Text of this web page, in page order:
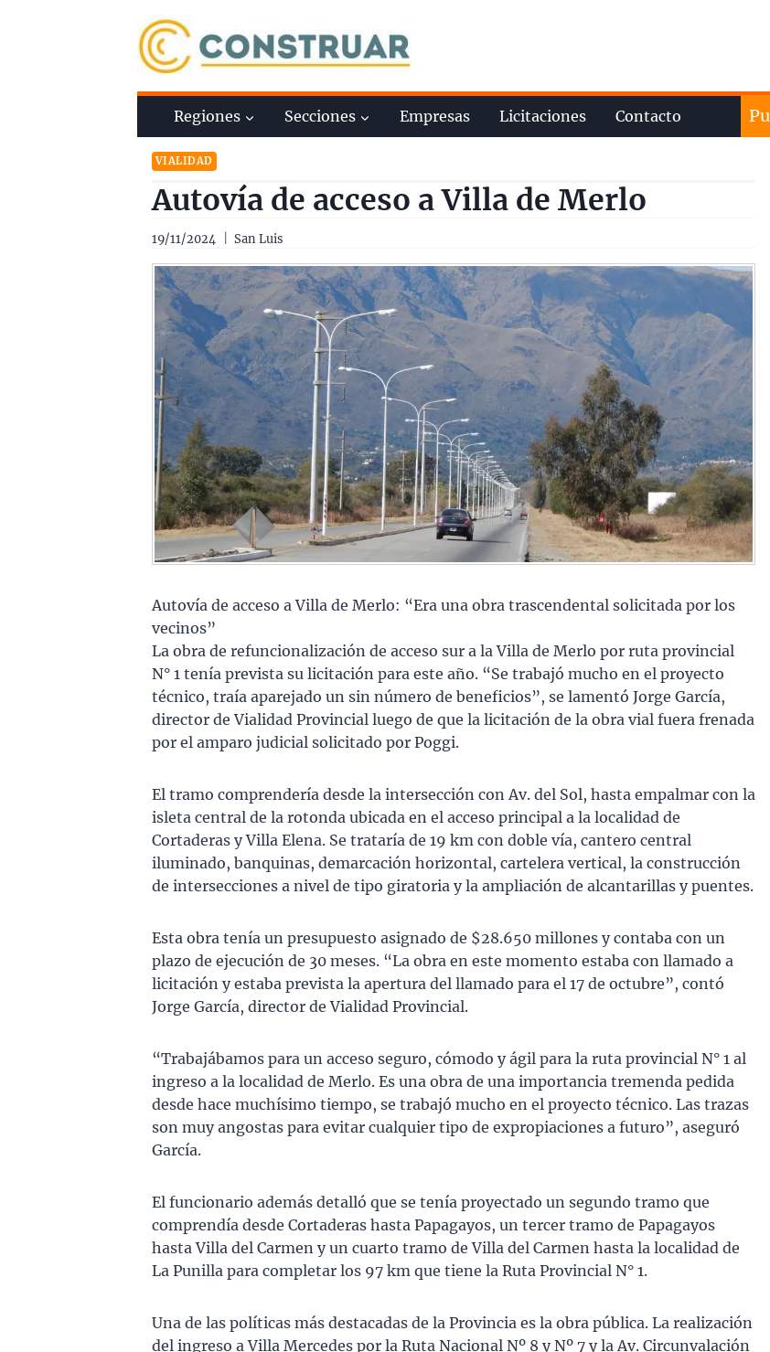
Regiones Secciones Empresas Licitaciones Contacto
VIALIDAD
Autovía de acceso a Villa de Merlo
19/11/2024 San Luis
Autovía de acceso a Villa de Merlo: “Era una obra trascendental solicitada por los
vecinos”
La obra de refuncionalización de acceso sur a la Villa de Merlo por ruta provincial
N° 1 tenía prevista su licitación para este año. “Se trabajó mucho en el proyecto
técnico, traía aparejado un sin número de beneficios”, se lamentó Jorge García,
director de Vialidad Provincial luego de que la licitación de la obra vial fuera frenada
por el amparo judicial solicitado por Poggi.
El tramo comprendería desde la intersección con Av. del Sol, hasta empalmar con la
isleta central de la rotonda ubicada en el acceso principal a la localidad de
Cortaderas y Villa Elena. Se trataría de 19 km con doble vía, cantero central
iluminado, banquinas, demarcación horizontal, cartelera vertical, la construcción
de intersecciones a nivel de tipo giratoria y la ampliación de alcantarillas y puentes.
Esta obra tenía un presupuesto asignado de $28.650 millones y contaba con un
plazo de ejecución de 30 meses. “La obra en este momento estaba con llamado a
licitación y estaba prevista la apertura del llamado para el 17 de octubre”, contó
Jorge García, director de Vialidad Provincial.
“Trabajábamos para un acceso seguro, cómodo y ágil para la ruta provincial N° 1 al
ingreso a la localidad de Merlo. Es una obra de una importancia tremenda pedida
desde hace muchísimo tiempo, se trabajó mucho en el proyecto técnico. Las trazas
son muy angostas para evitar cualquier tipo de expropiaciones a futuro”, aseguró
García.
El funcionario además detalló que se tenía proyectado un segundo tramo que
comprendía desde Cortaderas hasta Papagayos, un tercer tramo de Papagayos
hasta Villa del Carmen y un cuarto tramo de Villa del Carmen hasta la localidad de
La Punilla para completar los 97 km que tiene la Ruta Provincial N° 1.
Una de las políticas más destacadas de la Provincia es la obra pública. La realización
del ingreso a Villa Mercedes por la Ruta Nacional Nº 8 y Nº 7 y la Av. Circunvalación